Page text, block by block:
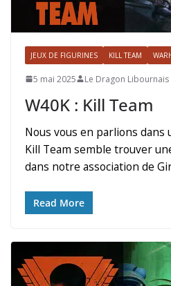
JEUX DE FIGURINES KILL TEAM
5 mai 2025 Le Dragon Libournais
W40K : Kill Team
Nous vous en parlions dans
Kill Team semble trouver
dans notre association de
Read More